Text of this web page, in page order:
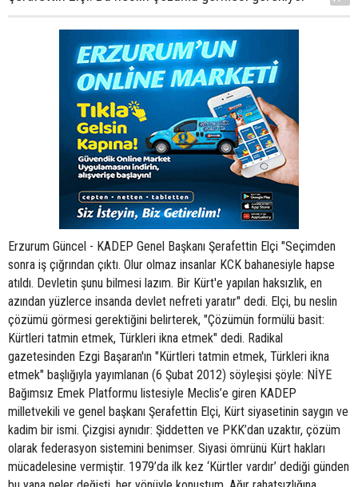
Erzurum Güncel - KADEP Genel Başkanı Şerafettin Elçi "Seçimden sonra iş çığrından çıktı. Olur olmaz insanlar KCK bahanesiyle hapse atıldı. Devletin şunu bilmesi lazım. Bir Kürt'e yapılan haksızlık, en azından yüzlerce insanda devlet nefreti yaratır" dedi. Elçi, bu neslin çözümü görmesi gerektiğini belirterek, "Çözümün formülü basit: Kürtleri tatmin etmek, Türkleri ikna etmek" dedi. Radikal gazetesinden Ezgi Başaran'ın "Kürtleri tatmin etmek, Türkleri ikna etmek" başlığıyla yayımlanan (6 Şubat 2012) söyleşisi şöyle: NİYE Bağımsız Emek Platformu listesiyle Meclis’e giren KADEP milletvekili ve genel başkanı Şerafettin Elçi, Kürt siyasetinin saygın ve kadim bir ismi. Çizgisi aynıdır: Şiddetten ve PKK’dan uzaktır, çözüm olarak federasyon sistemini benimser. Siyasi ömrünü Kürt hakları mücadelesine vermiştir. 1979’da ilk kez ‘Kürtler vardır’ dediği günden bu yana neler değişti, her yönüyle konuştum. Ağır rahatsızlığına rağmen bana vakit ayırdığı için teşekkürü borç bilirim. Silah hâlâ Kürtlerin güvencesi mi? Güvence olarak bir fetişizme dönüştürülmemeli ama zorunluysa elbette insanların haklarını savunmak için toplumların direnme hakkı var. Kürtler istekli ve gönüllü olarak silaha başvurmadılar. Hayatı boyunca kesinlikle silaha yanaşmayan, şiddetten uzak duran bazı insanlar sadece görüşlerini açıkladı diye senelerce cezaevinde kaldılar. Siz onlardan birisiniz zaten… Tabii. 1979’da bakanken, “Kürtler vardır, ben de Kürt’üm” dedim diye 2 yıl 3 ay hapis yatmış bir insanım. Sadece bir sosyolojik realiteyi ortaya koydum diye yer yerinden oynadı. Böyle bir ortamda siz, “İnsanlar niye silaha sarılıyor, dağa çıkıyor” diyemezsiniz. Ben parti ve kişi olarak şiddeti dışladım hep ama silahlı mücadele olmasaydı Kürtlerin Türkiye’nin gündemine oturması, Kürtlüğün konuşulabilir düzeye gelmesi mümkün olmazdı. Kaç kez bu silahlı örgüt ateşkes ilan etti. Eğer devletin bu sorunu silahsız çözmek gibi bir arzusu olsaydı o dönemleri kullanırdı. Aksine bakıyorsun, o dönemlerde Kürt meselesi sanki sumenaltı ediliyor. Ne zaman ki silah parlıyor, konu yeniden gündeme geliyor. O yüzden bu algılama Kürtlerde çok yaygın. ‘Silahlı mücadele olmasa...’ Hangi algılama? “Silahlı mücadele olmasaydı, Kürt sorunu Türkiye’nin ve dünyanın gündemine oturmazdı” çok yaygın bir kanaattir. Şimdi hem iktidarın hem bizlerin amacı bu kanaati değiştirmek. Fakat bu devletin bugüne kadar ısrar ettiği yöntemlerle mümkün olmaz. Devletin zihniyetinde buna imkân verecek hiç bir değişiklik olmadı mı? Eskiden meseleye eşkıyaları dağdan indirme olarak bakılıyordu. Sonra ‘bölücülük faaliyetlerini önleme’ oldu. Şimdi de terörizm bahanesiyle, hiç alakası olmayan insanları hapse atıyorlar, engelliyorlar. KCK’dan mı söz ediyorsunuz? Yalnız o değil. Mesela ben… Siyasi hayatım boyunca terörizme karşı olan ben, milletvekili olmama rağmen terörist sıfatıyla hâlâ yargılanıyorum. Benim gibi binlerce insan var. KCK’ye gelirsek… Devlet bu sorunu çözmekte kararlı ve iyi niyetliyse KCK olayına biraz müsamaha göstermesi lazım. Devlet içinde paralel başka bir yapılanmaya nasıl göz yumalım diyor devlet ama? Biz ne diyoruz? Kürtlük mücadelesi silahlı alandan sivil alana kaysın. Elbette devlet başka bir benzer yapılanmaya izin vermez, o ayrı bir konu. Ama bir sivilleşmeye doğru yöneliş varsa, belli bir süre göz yumulmalı. Nitekim devlet göz yumdu. KCK yapılanmasını 4 yıldan beri biliyordu. Sonra ne oldu? Bilmiyorum artık. Seçimden sonra iş olabildiğince rayından çıktı. Değdin-değmedin kabilinden, olur olmaz insanlar KCK operasyonu bahanesiyle hapse atıldı. Hiç şüphen olmasın ki tutuklananların çoğunun KCK’yle alakası yoktur. Devletin birşeyi bilmesi lazım: Bir Kürt’e yapılan haksızlık, en azından yüzlerce insanda devlet nefretinin gelişmesine sebep olur. Kürtlerde Türk nefreti var mı? Halen oluşmuş değil. Kürtlerin mücadelesi devletledir. Eğer devlet halkları birbirine düşüren milliyetçiliği dayatmazsa, Türklerle Kürtler arasında problem olmaz. Devlet demişken… Müzakereler sürerken siz “Devletten yazılı belge istenmez, devlet zaman içinde verdiği sözleri tutar” demiştiniz. Hâlâ aynı fikirde misiniz? Evet ama yazılı belgeye gelene kadar devlet güvenceyi vermedi, eksik olan oydu. PKK’liler devletin onları aldatıp oyaladığı kanaatine vardı, yoksa müzakereler son derece olumlu gelişiyordu. Devlet şu anda kim? Tek parti döneminde devlet şefti. Önce Atatürk, sonra İnönü. Çokpartili yaşama geçtikten sonra askeri-sivil bürokratları içeren bir oligarşik yapı oluştu. 61 Anayasası’nda devlet bu biçimde oluşturuldu ve sivil iktidarlar bir kukla durumuna düştü. Fakat bugün öyle değil. Sivil hükümet bugün gerçek anlamıyla iktidardır. Çözüm Başbakan’da bitiyor ve ben bunu olumlu buluyorum çünkü daha evvel sivil iktidarlar bu sorunu çözmeye cesaret edemiyordu. O yönde bir girişim görüyor musunuz Başbakan’da? Gücünü olumlu kullansa, biz külahımızı havaya atarız. Fakat ciddi bir zaafı var. Demokratik bir mücadele geleneğinden gelmiyor. Çünkü Türk-İslam sentezinin kılıfı İslam, özü şoven Türk milliyetçiliğidir. Beni endişelendiren o. AKP’nin seçim döneminde milliyetçi tutumu devam ediyor. İçişleri Bakanı olarak tayin ettiği kişinin Mustafa Kemal döneminin Kürtleri yok etme ideoloğu Mahmut Esat Bozkurt’tan farkı yok. Şimdi diyorlar ki, ‘Kürtler-Türklerle eşit haklara sahip’. Olur mu öyle şey. Bir Kürt ancak Türklüğü benimserse, Türk gibi olursa hakları eşittir. Halbuki insanlar için en vazgeçilmez hak kendin gibi olmaktır. Ve Kürtlerin özgürleşmesinin Türklere hiçbir zararı yoktur, hatta yararınadır. ‘Çözümde son şans bizim nesil’ Çözümü siz, biz görebilecek miyiz? Mutlaka benim neslimin görmesi gerekiyor. Çünkü gelecek nesille bu sorunu çözmek mümkün değil. Bu meseleye kafa yoran benim yaşıtlarım öyle veya böyle Türklerle beraber yaşayageldik. Bir sürü dostluklarımız, sosyal faaliyetlerimiz, ticari ilişkilerimiz var. Ama tamamen savaşın içinde doğan, savaş mantığıyla büyüyen, Türk dediğin zaman yalnızca hayatını zorlaştıran jandarmayı, polisi, savcıyı anlayan bir nesil var. Çok öfkeli, içi kin ve hınç dolu bir nesildir bu. O nedenle devlet duygusallığı, şoven milliyetçiliği bir kenara itip aklıyla hareket ederek bir an önce sorunu bizim nesille çözmeye çalışmalıdır. Bu son bir şanstır. Aldığı oya bakarak AKP için en büyük Kürt partisi deniyor. AKP’ye oy veren Kürtlerle BDP’ye oy verenlerin talepleri çok mu farklı? Dünyanın her yerinde ezilen kesimden egemene oy gider çünkü bunun bir sürü avantajı vardır. Ama bu önemli değil. Çünkü Kürt siyasetini yöneten kesimde AKP’ye yönelen yok. Yarın AKP iktidar avantajını kaybetsin, ona oy veren Kürtler oy vermez, basittir. Burkay’ın en ufak etkinliği yok, devlet yanlış hesap yaptı Öcalan aylardır tecritte. Bu müzakerelerin tamamen durduğuna mı delalet? Beğenirsiniz beğenmezsiniz, milyonlarca insan taparcasına seviyor Öcalan’ı. Binlerce insan onun bir sözüyle ölüme gitmeye hazır. Böyle bir insanı tamamen dışlayarak Kürtleri ikna edemezsiniz. Çözümün formülü basit: Kürtleri tatmin etmek, Türkleri ikna etmek. Kürtleri 4 maddeyle tatmin edersin: 1- Kendi kimliklerinin anayasal güvenceyle tanınması 2- Kürt dilinin eğitim dahil, kamusal ve özel alanda serbestçe kullanılması. 3- Kürtlerin kendi kimlikleri ve ülkelerinin adlarıyla örgütlenme hakkı. 4- Kendi bölgelerinde bir öz yönetime kavuşması. Son madde yalnız Kürtler açısından değil Türkler için de gereklidir. PKK bunlarla ikna oluyor mu? PKK, hatta diyasporadaki Kürtler ikna edilmeden bu iş olmaz zaten. Ama Öcalan’ın razı olmayacağı bir formüle de PKK onay vermez. Şu anda görüşme yapılıp yapılmadığını bilmiyoruz. Ama devletin dağdaki gerilla ve Avrupa’daki odakların dışında çözüm için devreye sokabileceği bazı güçler var. Örneğin Barzani çok önemli rol oynayabilir çünkü gerilla onu dikkate almaya mecburdur. Ayrıca her Kürt Barzani’ye güvenir. Barzani Kürtlüğe zarar veren bir formülü ne benimser ne de PKK’ye kabul ettirmeye çalışır. Barzani dışında da bir sürü şahsiyetler çözüme yardımcı olmaya hazır. Devlet de Kemal Burkay’ı o yüzden çağırmadı mı? Ama şimdi… Gelip devletin politikasından çıkmayacağım diye tamamen anti-PKK’cilik yaparak sen PKK’yi etkileyemezsin ki. Burkay’ın politik olarak en ufak bir etkinliği olmaz. Devlet o hesapları çok yanlış yaptı. Kemal Bey’in halkla ilgisi yok ki. Onun devlet projesi olması Kürtlerde tasvip görmez, aksine nefret uyandırır. Şahsen Kemal Bey’in tutumuna acıdım. Eskiden dar bir çevrede de olsa sevilen sayılan biriydi. Siz seçime BDP listesinden girdiniz ama şimdi ayrıldınız, KADEP olarak Meclis’tesiniz. Neden? O bir seçim ittifakıydı. Benim kendi içinde özgürlüğe değer veren bir politik tarzım var. Mesela BDP’liler, Öcalan için ‘irademiz’ diyorlar. Ben irademi kimseye ipotek ettirmem. Ama BDP’li arkadaşlarla Kürtlerin haklarını savunmak açısından çakışan fikirlerimiz var. Siz hep federasyon sistemini savundunuz ama DTK’dan demokratik özerklik kararı çıktı…Ayrılmanızın bir sebebi de bu mu? Bu önemli bir ayrımdır. Zaten ben karşı tavır aldım. Silvan Olayı’nın olduğu gün bunun açıklanması korkunç bir hataydı. Özerklik tek taraflı ilan edilecek bir şey değil. Merkezi yönetimi razı etmeden ilan çok yanlıştı. Ayrıca açıklanan o demokratik özerklik federatif sistemde bile olmayan bir savunma gücünden bahsediyor, polisten farklı olarak. Olmaz. Bir de ben seçim ittifakını kabul ederken, hiçbir zaman bir çatışmanın tarafı olmam demiştim. Çatışma ortamı başlayınca ayrıldım. BDP’yle PKK arasında ister istemez bağ var. Ama benim için yok. PKK’nın eleştirilemez olduğu, eleştirenlerin tehdit aldığı gibi bir kanı var. Sizin için durum nasıl? En tepedekinden en alttakine kadar PKK, benim onlardan farklı çizgide olduğumu bilir. Ama ben yalnız PKK’yi değil, siyasette karşı olduğum hiçbir oluşumu tahkir etmem, iftira etmem. Yani ben PKK’ye hakaret etmeyi marifet haline getirmedim. Ağır eleştiriler yaptığımda, PKK beni son derece saygılı biçimde dinledi. Adamlar senin sadece dü